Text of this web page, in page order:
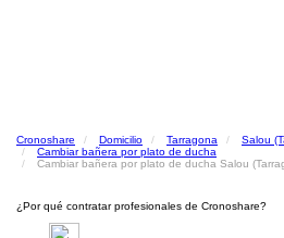
Cronoshare Domicilio Tarragona
Salou
Cambiar bañera por plato de ducha
Cambiar bañera por plato de ducha Salou
¿Por qué contratar profesionales de Cronoshare?